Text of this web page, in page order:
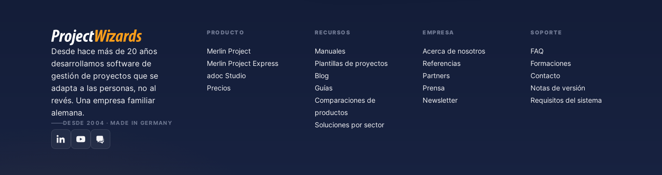
Desde hace más de 20 años
desarrollamos software de
gestión de proyectos que se
adapta a las personas, no al
revés. Una empresa familiar
alemana.
DESDE 2004 · MADE IN GERMANY
PRODUCTO
Merlin Project
Merlin Project Express
adoc Studio
Precios
RECURSOS
Manuales
Plantillas de proyectos
Blog
Guías
Comparaciones de
productos
Soluciones por sector
EMPRESA
Acerca de nosotros
Referencias
Partners
Prensa
Newsletter
SOPORTE
FAQ
Formaciones
Contacto
Notas de versión
Requisitos del sistema